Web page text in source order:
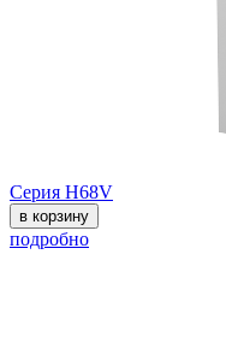
Серия H68V
в корзину
подробно